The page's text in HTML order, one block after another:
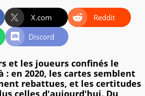
X.com
Reddit
Discord
et les joueurs confinés le
: en 2020, les cartes semblent
rebattues, et les certitudes
celles d'aujourd'hui. Du